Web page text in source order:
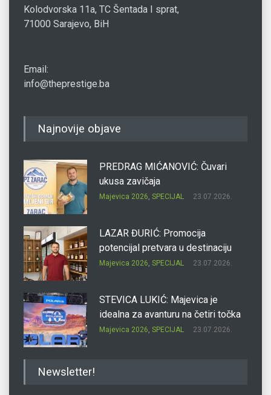
Kolodvorska 11a, TC Šentada I sprat,
71000 Sarajevo, BiH
Email:
info@theprestige.ba
Najnovije objave
PREDRAG MIĆANOVIĆ: Čuvari
ukusa zavičaja
Majevica 2026, SPECIJAL 23.07.2026.
LAZAR ĐURIĆ: Promocija
potencijal pretvara u destinaciju
Majevica 2026, SPECIJAL 23.07.2026.
STEVICA LUKIĆ: Majevica je
idealna za avanturu na četiri točka
Majevica 2026, SPECIJAL 23.07.2026.
Newsletter!